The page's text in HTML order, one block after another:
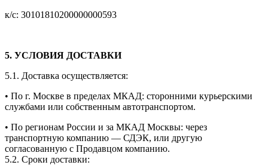
к/с: 30101810200000000593
5. УСЛОВИЯ ДОСТАВКИ
5.1. Доставка осуществляется:
• По г. Москве в пределах МКАД: сторонними курьерскими
службами или собственным автотранспортом.
• По регионам России и за МКАД Москвы: через
транспортную компанию — СДЭК, или другую
согласованную с Продавцом компанию.
5.2. Сроки доставки: